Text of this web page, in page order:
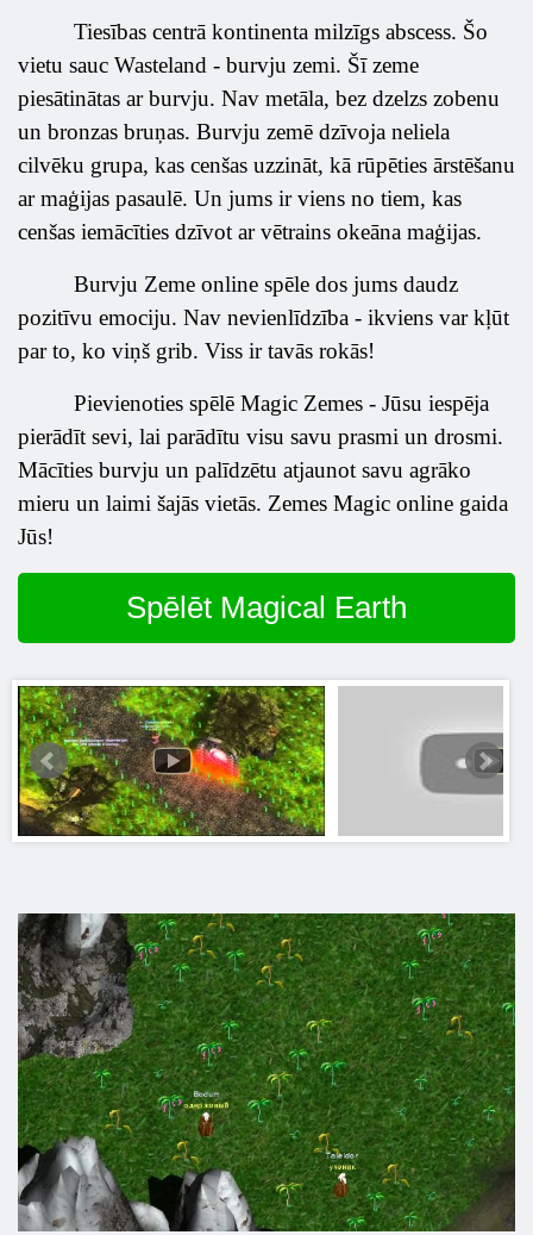
Tiesības centrā kontinenta milzīgs abscess. Šo
vietu sauc Wasteland - burvju zemi. Šī zeme
piesātinātas ar burvju. Nav metāla, bez dzelzs zobenu
un bronzas bruņas. Burvju zemē dzīvoja neliela
cilvēku grupa, kas cenšas uzzināt, kā rūpēties ārstēšanu
ar maģijas pasaulē. Un jums ir viens no tiem, kas
cenšas iemācīties dzīvot ar vētrains okeāna maģijas.
Burvju Zeme online spēle dos jums daudz
pozitīvu emociju. Nav nevienlīdzība - ikviens var kļūt
par to, ko viņš grib. Viss ir tavās rokās!
Pievienoties spēlē Magic Zemes - Jūsu iespēja
pierādīt sevi, lai parādītu visu savu prasmi un drosmi.
Mācīties burvju un palīdzētu atjaunot savu agrāko
mieru un laimi šajās vietās. Zemes Magic online gaida
Jūs!
Spēlēt Magical Earth